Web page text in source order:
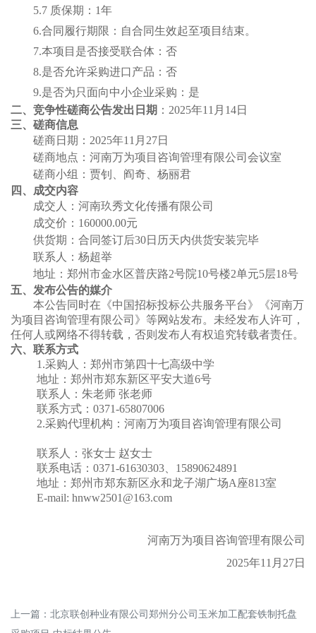
5.7 质保期：1年
6.合同履行期限：自合同生效起至项目结束。
7.本项目是否接受联合体：否
8.是否允许采购进口产品：否
9.是否为只面向中小企业采购：是
二、 竞争性磋商公告发出日期 ： 2025年11 月 14日
三、磋商信息
磋商日期： 2025年11月27日
磋商地点：河南万为项目咨询管理有限公司会议室
磋商小组： 贾钊、阎奇、杨丽君
四、成交内容
成交人：河南玖秀文化传播有限公司
成交价： 160000.00元
供货期：合同签订后30日历天内供货安装完毕
联系人：杨超举
地址：郑州市金水区普庆路2号院10号楼2单元5层18号
五、发布公告的媒介
本公告同时在《中国招标投标公共服务平台》《河南万
为项目咨询管理有限公司》等网站发布。未经发布人许可，
任何人或网络不得转载，否则发布人有权追究转载者责任。
六、联系方式
1.采购人：郑州市第四十七高级中学
地址：郑州市郑东新区平安大道6号
联系人：朱老师 张老师
联系方式： 0371-65807006
2.采购代理机构：河南万为项目咨询管理有限公司
联系人：张女士 赵女士
联系电话： 0371-61630303、15890624891
地址：郑州市郑东新区永和龙子湖广场A座813室
E-mail: hnww2501@163.com
河南万为项目咨询管理有限公司
2025年11 月 27日
上一篇： 北京联创种业有限公司郑州分公司玉米加工配套铁制托盘